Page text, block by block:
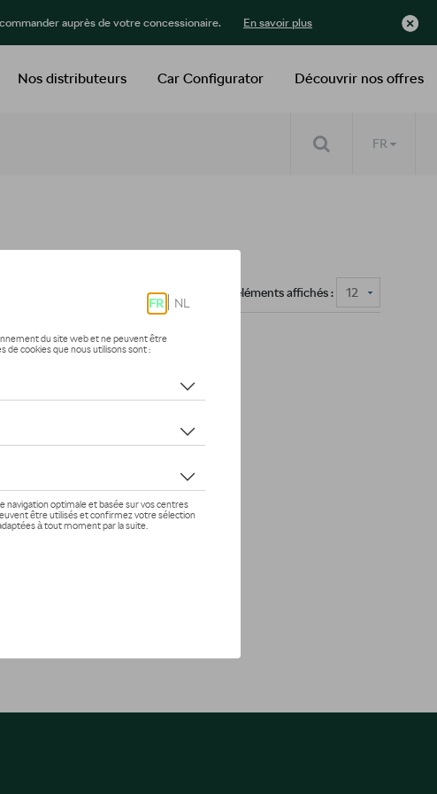
auprès de votre concessionaire. En savoir plus
Découvrir nos offres
Car Configurator
Nos distributeurs
FR
Nombre d'éléments affichés :